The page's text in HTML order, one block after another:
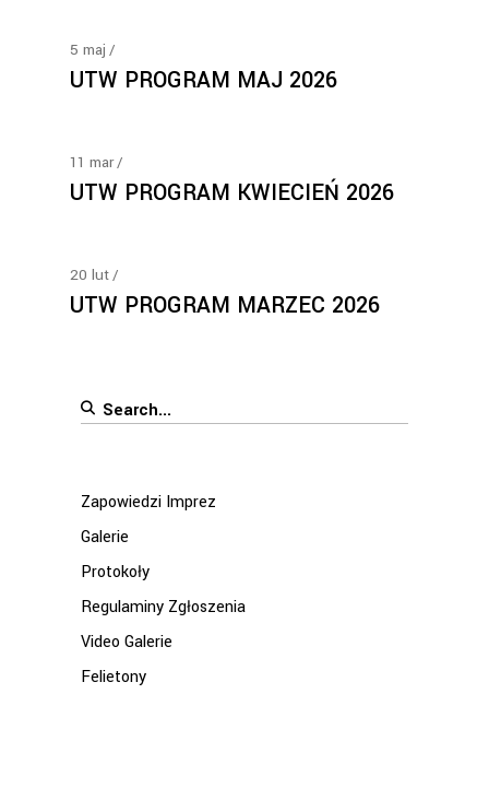
5 maj
UTW PROGRAM MAJ 2026
11 mar
UTW PROGRAM KWIECIEŃ 2026
20 lut
UTW PROGRAM MARZEC 2026
Search
Zapowiedzi Imprez
Galerie
Protokoły
Regulaminy Zgłoszenia
Video Galerie
Felietony